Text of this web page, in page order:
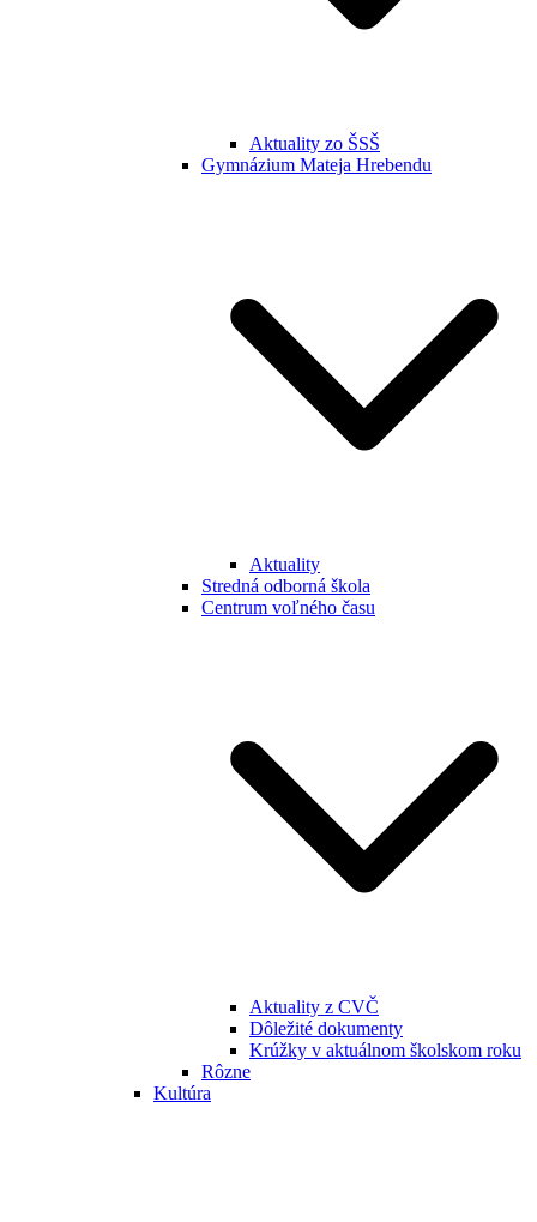
Aktuality zo ŠSŠ
Gymnázium Mateja Hrebendu
Aktuality
Stredná odborná škola
Centrum voľného času
Aktuality z CVČ
Dôležité dokumenty
Krúžky v aktuálnom školskom roku
Rôzne
Kultúra